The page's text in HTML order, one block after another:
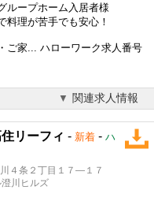
ループホーム入居者様
料理が苦手でも安心！
ご家... ハローワーク求人番号
関連求人情報
リーフィ - 新着 - ハ
４条２丁目１７―１７
川ヒルズ